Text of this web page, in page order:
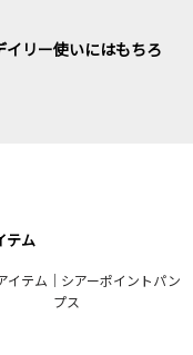
リー使いにはもちろ
テム